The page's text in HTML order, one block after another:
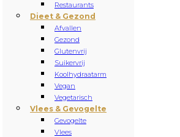
Restaurants
Dieet & Gezond
Afvallen
Gezond
Glutenvrij
Suikervrij
Koolhydraatarm
Vegan
Vegetarisch
Vlees & Gevogelte
Gevogelte
Vlees